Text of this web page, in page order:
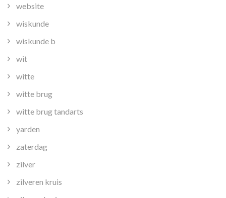
website
wiskunde
wiskunde b
wit
witte
witte brug
witte brug tandarts
yarden
zaterdag
zilver
zilveren kruis